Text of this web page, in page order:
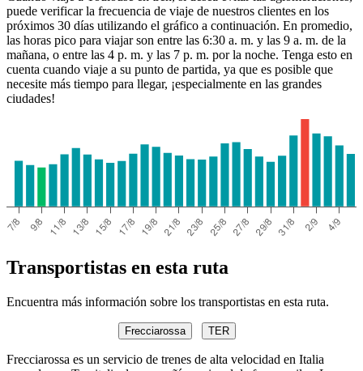
puede verificar la frecuencia de viaje de nuestros clientes en los
próximos 30 días utilizando el gráfico a continuación. En promedio,
las horas pico para viajar son entre las 6:30 a. m. y las 9 a. m. de la
mañana, o entre las 4 p. m. y las 7 p. m. por la noche. Tenga esto en
cuenta cuando viaje a su punto de partida, ya que es posible que
necesite más tiempo para llegar, ¡especialmente en las grandes
ciudades!
Transportistas en esta ruta
Encuentra más información sobre los transportistas en esta ruta.
Frecciarossa TER
Frecciarossa es un servicio de trenes de alta velocidad en Italia